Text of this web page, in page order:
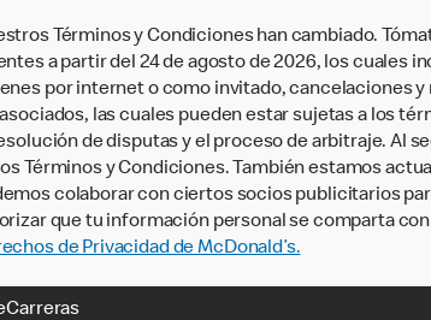
Términos y Condiciones han cambiado.
a partir del 24 de agosto de 2026, los cuales
por internet o como invitado, cancelaciones y
las cuales pueden estar sujetas a los
de disputas y el proceso de arbitraje. Al
Términos y Condiciones. También estamos
colaborar con ciertos socios publicitarios
que tu información personal se comparta
de Privacidad de McDonald’s.
Carreras